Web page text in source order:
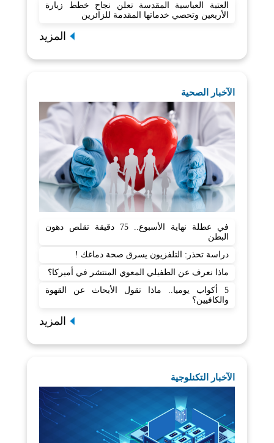
العتبة العباسية المقدسة تعلن نجاح خطط زيارة
الأربعين وتحصي خدماتها المقدمة للزائرين
المزيد
الآخبار الصحية
في عطلة نهاية الأسبوع.. 75 دقيقة تقلص دهون
البطن
دراسة تحذر: التلفزيون يسرق صحة دماغك !
ماذا نعرف عن الطفيلي المعوي المنتشر في أميركا؟
5 أكواب يوميا.. ماذا تقول الأبحاث عن القهوة
والكافيين؟
المزيد
الآخبار التكنلوجية